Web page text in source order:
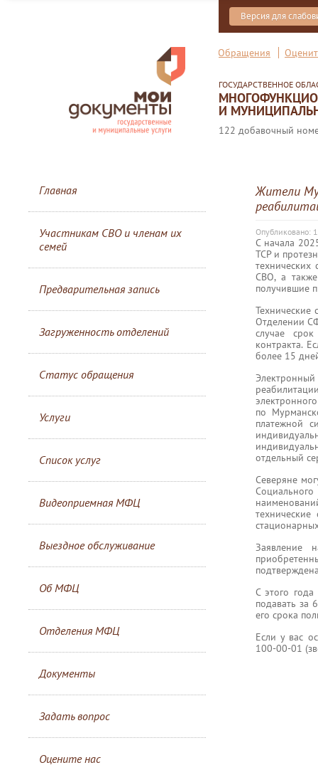
Версия для
Обращения
ГОСУДАРСТВЕННОЕ
И
122 добавочный
Главная
Участникам СВО и членам их
семей
Предварительная запись
Загруженность отделений
Статус обращения
Услуги
Список услуг
Видеоприемная МФЦ
Выездное обслуживание
Об МФЦ
Отделения МФЦ
Документы
Задать вопрос
Оцените нас
Жители
Опубликовано:
С начала
ТСР и
СВО, а также
получившие
Технические
Отделении
случае
контракта.
более 15
Электронный
по
платежной
отдельный
Северяне
Заявление
С этого
подавать за
его срока
Если у вас
100-00-01